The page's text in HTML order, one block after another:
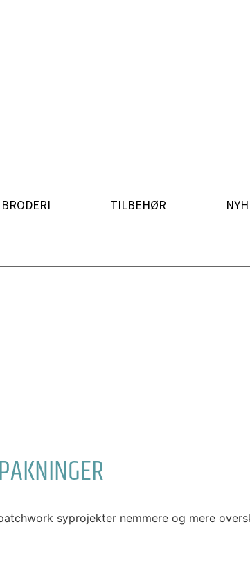
BRODERI TILBEHØR
syprojekter nemmere og mere